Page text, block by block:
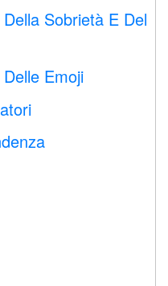
Sobrietà E Del
Emoji